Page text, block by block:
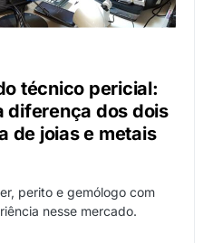
técnico pericial:
diferença dos dois
de joias e metais
perito e gemólogo com
nesse mercado.